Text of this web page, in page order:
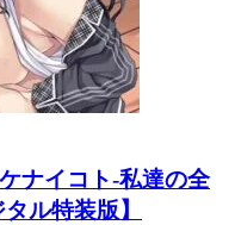
ナイコト-私達の全
ル特装版】